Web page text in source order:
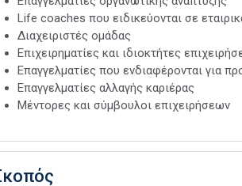
Life coaches που ειδικεύονται σε
Διαχειριστές ομάδας
Επιχειρηματίες και ιδιοκτήτες
Επαγγελματίες που ενδιαφέρονται για
Επαγγελματίες αλλαγής καριέρας
Μέντορες και σύμβουλοι επιχειρήσεων